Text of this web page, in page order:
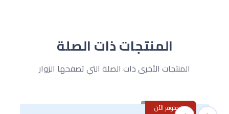
المنتجات ذات الصلة
المنتجات الأخرى ذات الصلة التي تصفحها الزوار
غير متوفر الأن